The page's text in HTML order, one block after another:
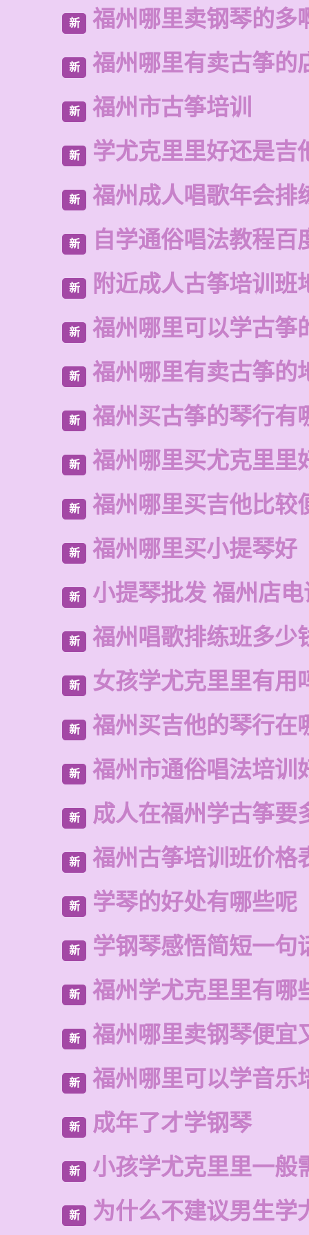
新 福州哪里卖钢琴的多
新 福州哪里有卖古筝的
新 福州市古筝培训
新 学尤克里里好还是吉
新 福州成人唱歌年会排
新 自学通俗唱法教程百
新 附近成人古筝培训班
新 福州哪里可以学古筝
新 福州哪里有卖古筝的
新 福州买古筝的琴行有
新 福州哪里买尤克里里
新 福州哪里买吉他比较
新 福州哪里买小提琴好
新 小提琴批发 福州店
新 福州唱歌排练班多少
新 女孩学尤克里里有用
新 福州买吉他的琴行在
新 福州市通俗唱法培训
新 成人在福州学古筝要
新 福州古筝培训班价格
新 学琴的好处有哪些呢
新 学钢琴感悟简短一句
新 福州学尤克里里有哪
新 福州哪里卖钢琴便宜
新 福州哪里可以学音乐
新 成年了才学钢琴
新 小孩学尤克里里一般
新 为什么不建议男生学